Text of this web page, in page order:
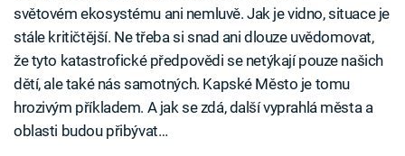
světovém ekosystému ani nemluvě. Jak je vidno, situace je
stále kritičtější. Ne třeba si snad ani dlouze uvědomovat,
že tyto katastrofické předpovědi se netýkají pouze našich
dětí, ale také nás samotných. Kapské Město je tomu
hrozivým příkladem. A jak se zdá, další vyprahlá města a
oblasti budou přibývat…